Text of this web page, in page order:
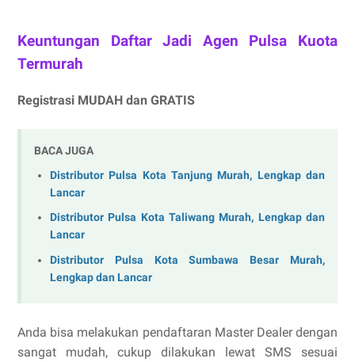
Keuntungan Daftar Jadi Agen Pulsa Kuota
Termurah
Registrasi MUDAH dan GRATIS
BACA JUGA
Distributor Pulsa Kota Tanjung Murah, Lengkap dan
Lancar
Distributor Pulsa Kota Taliwang Murah, Lengkap dan
Lancar
Distributor Pulsa Kota Sumbawa Besar Murah,
Lengkap dan Lancar
Anda bisa melakukan pendaftaran Master Dealer dengan
sangat mudah, cukup dilakukan lewat SMS sesuai